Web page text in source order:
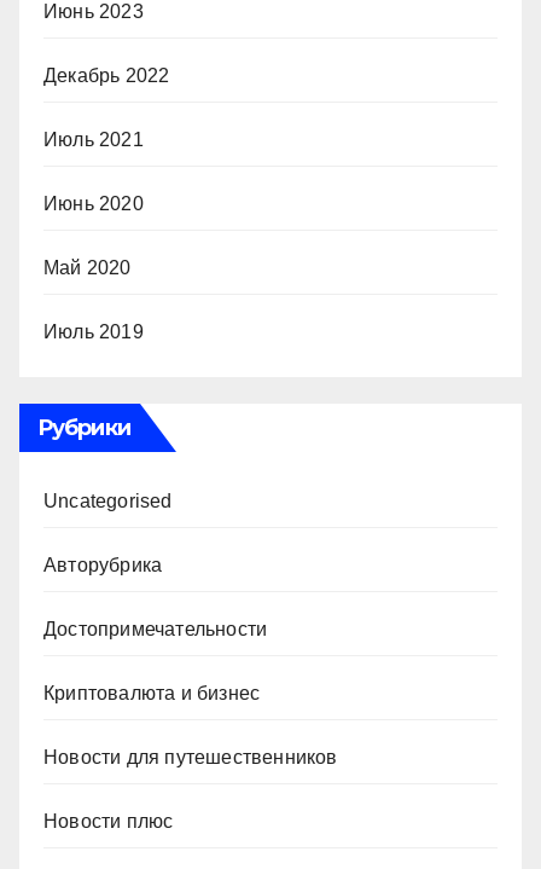
Июнь 2023
Декабрь 2022
Июль 2021
Июнь 2020
Май 2020
Июль 2019
Рубрики
Uncategorised
Авторубрика
Достопримечательности
Криптовалюта и бизнес
Новости для путешественников
Новости плюс